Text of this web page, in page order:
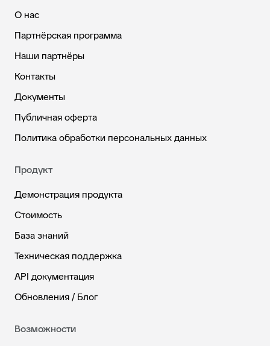
О нас
Партнёрская программа
Наши партнёры
Контакты
Документы
Публичная оферта
Политика обработки персональных данных
Продукт
Демонстрация продукта
Стоимость
База знаний
Техническая поддержка
API документация
Обновления / Блог
Возможности